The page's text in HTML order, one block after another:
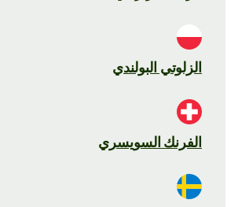
الزلوتي البولندي
الفرنك السويسري